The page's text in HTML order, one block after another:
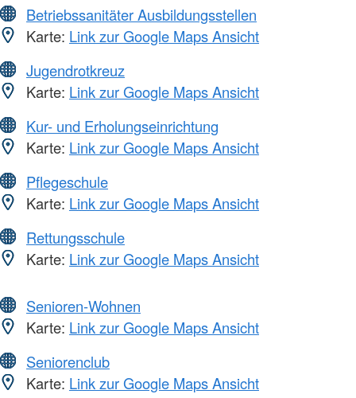
Betriebssanitäter Ausbildungsstellen
Karte: Link zur Google Maps Ansicht
Jugendrotkreuz
Karte: Link zur Google Maps Ansicht
Kur- und Erholungseinrichtung
Karte: Link zur Google Maps Ansicht
Pflegeschule
Karte: Link zur Google Maps Ansicht
Rettungsschule
Karte: Link zur Google Maps Ansicht
Senioren-Wohnen
Karte: Link zur Google Maps Ansicht
Seniorenclub
Karte: Link zur Google Maps Ansicht